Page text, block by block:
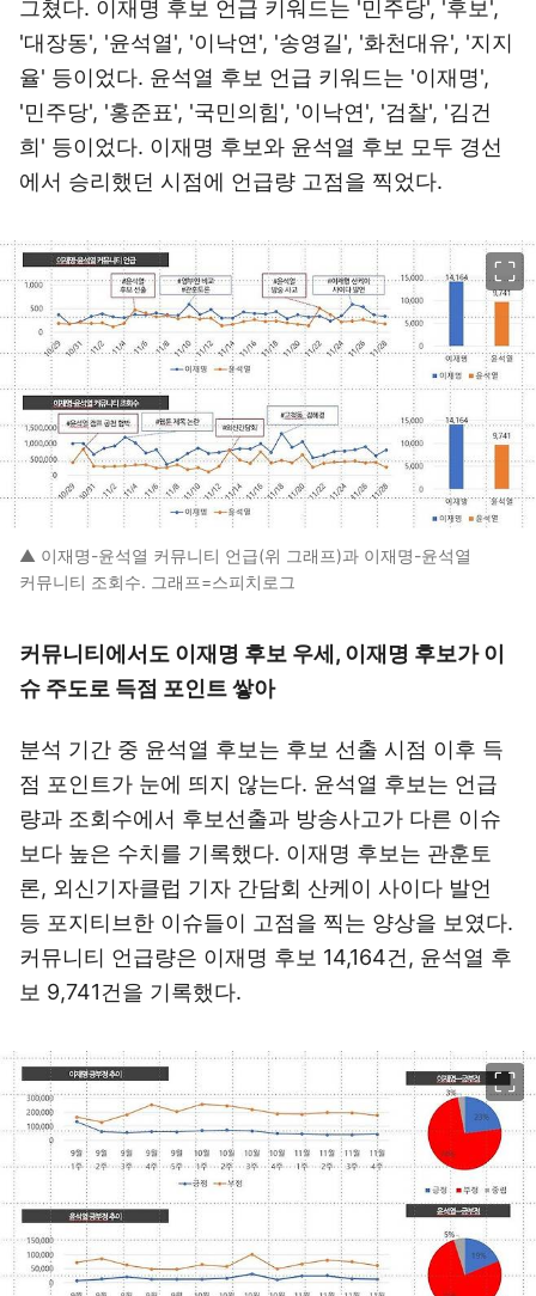
그쳤다. 이재명 후보 언급 키워드는 '민주당', '후보',
'대장동', '윤석열', '이낙연', '송영길', '화천대유', '지지
율' 등이었다. 윤석열 후보 언급 키워드는 '이재명',
'민주당', '홍준표', '국민의힘', '이낙연', '검찰', '김건
희' 등이었다. 이재명 후보와 윤석열 후보 모두 경선
에서 승리했던 시점에 언급량 고점을 찍었다.
▲ 이재명-윤석열 커뮤니티 언급(위 그래프)과 이재명-윤석열
커뮤니티 조회수. 그래프=스피치로그
커뮤니티에서도 이재명 후보 우세, 이재명 후보가 이
슈 주도로 득점 포인트 쌓아
분석 기간 중 윤석열 후보는 후보 선출 시점 이후 득
점 포인트가 눈에 띄지 않는다. 윤석열 후보는 언급
량과 조회수에서 후보선출과 방송사고가 다른 이슈
보다 높은 수치를 기록했다. 이재명 후보는 관훈토
론, 외신기자클럽 기자 간담회 산케이 사이다 발언
등 포지티브한 이슈들이 고점을 찍는 양상을 보였다.
커뮤니티 언급량은 이재명 후보 14,164건, 윤석열 후
보 9,741건을 기록했다.